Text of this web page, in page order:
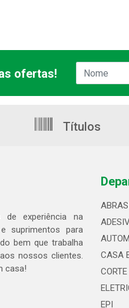
ofertas!
Títulos
experiência na
suprimentos para
bem que trabalha
nossos clientes.
casa!
CASA
CORTE
EPI